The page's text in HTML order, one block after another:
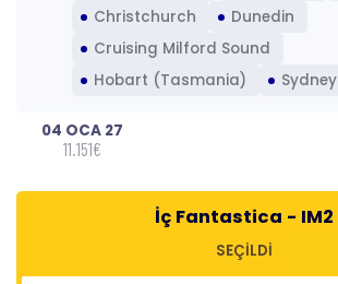
Christchurch
Dunedin
Cruising Milford Sound
Hobart (Tasmania)
Sydney
04 OCA 27
11.151€
İç Fantastica - IM2
SEÇİLDİ